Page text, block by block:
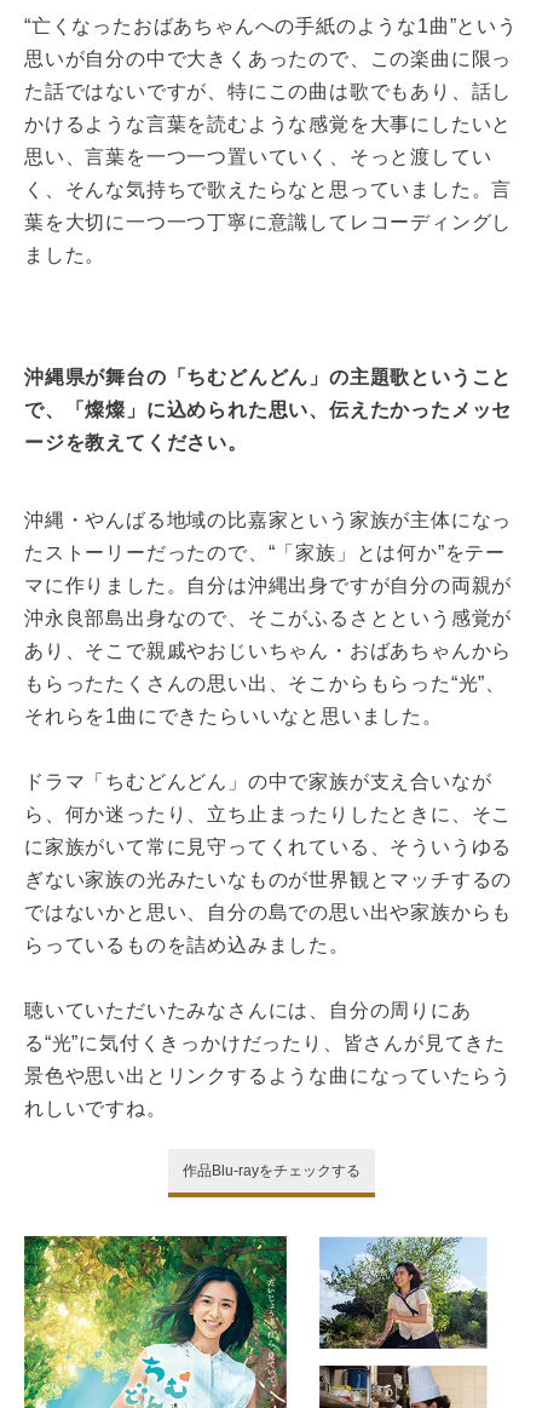
“亡くなったおばあちゃんへの手紙のような1曲”という
思いが自分の中で大きくあったので、この楽曲に限っ
た話ではないですが、特にこの曲は歌でもあり、話し
かけるような言葉を読むような感覚を大事にしたいと
思い、言葉を一つ一つ置いていく、そっと渡してい
く、そんな気持ちで歌えたらなと思っていました。言
葉を大切に一つ一つ丁寧に意識してレコーディングし
ました。
沖縄県が舞台の「ちむどんどん」の主題歌ということ
で、「燦燦」に込められた思い、伝えたかったメッセ
ージを教えてください。
沖縄・やんばる地域の比嘉家という家族が主体になっ
たストーリーだったので、“「家族」とは何か”をテー
マに作りました。自分は沖縄出身ですが自分の両親が
沖永良部島出身なので、そこがふるさとという感覚が
あり、そこで親戚やおじいちゃん・おばあちゃんから
もらったたくさんの思い出、そこからもらった“光”、
それらを1曲にできたらいいなと思いました。
ドラマ「ちむどんどん」の中で家族が支え合いなが
ら、何か迷ったり、立ち止まったりしたときに、そこ
に家族がいて常に見守ってくれている、そういうゆる
ぎない家族の光みたいなものが世界観とマッチするの
ではないかと思い、自分の島での思い出や家族からも
らっているものを詰め込みました。
聴いていただいたみなさんには、自分の周りにあ
る“光”に気付くきっかけだったり、皆さんが見てきた
景色や思い出とリンクするような曲になっていたらう
れしいですね。
作品Blu-rayをチェックする